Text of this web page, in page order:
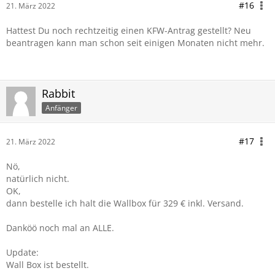
21. März 2022 #16
Hattest Du noch rechtzeitig einen KFW-Antrag gestellt? Neu
beantragen kann man schon seit einigen Monaten nicht mehr.
Rabbit
Anfänger
21. März 2022 #17
Nö,
natürlich nicht.
OK,
dann bestelle ich halt die Wallbox für 329 € inkl. Versand.
Danköö noch mal an ALLE.
Update:
Wall Box ist bestellt.